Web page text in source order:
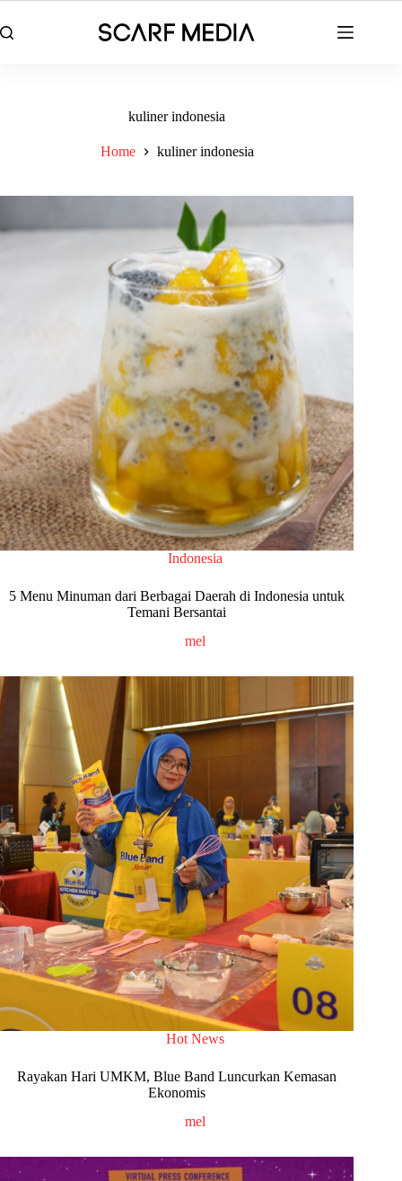
to
content
kuliner indonesia
Home kuliner indonesia
Indonesia
5 Menu Minuman dari Berbagai Daerah di Indonesia untuk
Temani Bersantai
mel
Hot News
Rayakan Hari UMKM, Blue Band Luncurkan Kemasan
Ekonomis
mel